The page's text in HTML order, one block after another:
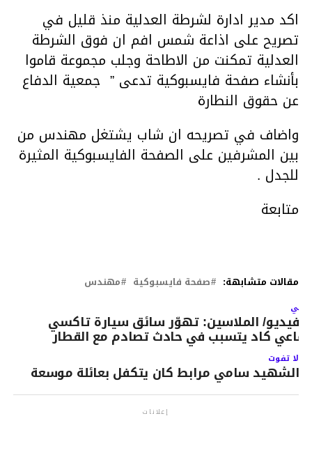
اكد مدير ادارة لشرطة العدلية منذ قليل في
تصريح على اذاعة شمس افم ان فوق الشرطة
العدلية تمكنت من الاطاحة وجلب مجموعة قاموا
بأنشاء صفحة فايسبوكية تدعى ” جمعية الدفاع
عن حقوق النطارة
واضاف في تصريحه ان شاب يشتغل مهندس من
بين المشرفين على الصفحة الفايسبوكية المثيرة
للجدل .
متابعة
مقالات متشابهة: صفحة فايسبوكية مهندس
الملاسين: تهوّر سائق سيارة تاكسي
كاد يتسبب في حادث تصادم مع القطار
لا تفوت
الشهيد سامي مرابط كان يتكفل بعائلة موسعة
إعلانات